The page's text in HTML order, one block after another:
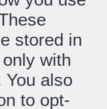
stored in
with
also
to opt-